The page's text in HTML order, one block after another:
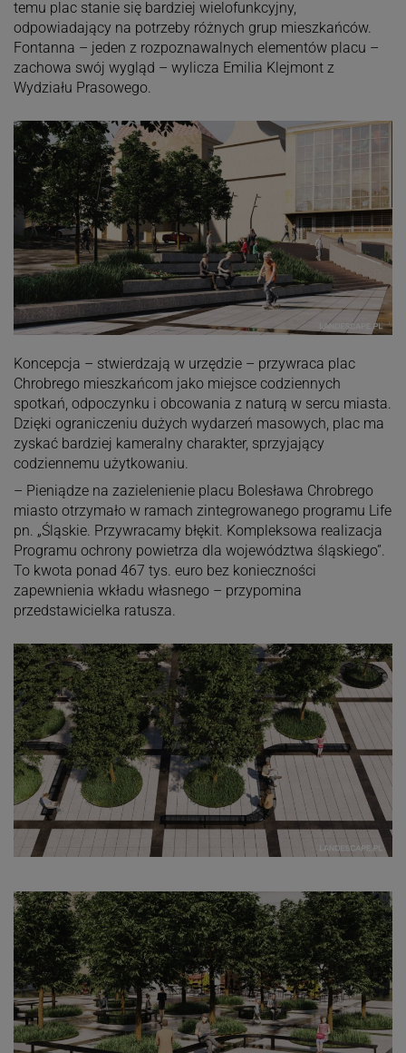
temu plac stanie się bardziej wielofunkcyjny,
odpowiadający na potrzeby różnych grup mieszkańców.
Fontanna – jeden z rozpoznawalnych elementów placu –
zachowa swój wygląd – wylicza Emilia Klejmont z
Wydziału Prasowego.
Koncepcja – stwierdzają w urzędzie – przywraca plac
Chrobrego mieszkańcom jako miejsce codziennych
spotkań, odpoczynku i obcowania z naturą w sercu miasta.
Dzięki ograniczeniu dużych wydarzeń masowych, plac ma
zyskać bardziej kameralny charakter, sprzyjający
codziennemu użytkowaniu.
– Pieniądze na zazielenienie placu Bolesława Chrobrego
miasto otrzymało w ramach zintegrowanego programu Life
pn. „Śląskie. Przywracamy błękit. Kompleksowa realizacja
Programu ochrony powietrza dla województwa śląskiego”.
To kwota ponad 467 tys. euro bez konieczności
zapewnienia wkładu własnego – przypomina
przedstawicielka ratusza.